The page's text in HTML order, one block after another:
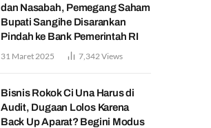
dan Nasabah, Pemegang Saham
Bupati Sangihe Disarankan
Pindah ke Bank Pemerintah RI
31 Maret 2025 7,342 Views
Bisnis Rokok Ci Una Harus di
Audit, Dugaan Lolos Karena
Back Up Aparat? Begini Modus